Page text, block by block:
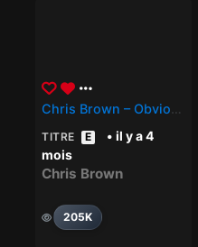
Chris Brown – Obvious
TITRE E
• il y a 4
mois
Chris Brown
205K